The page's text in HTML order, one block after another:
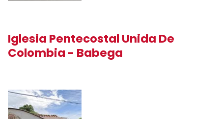
Iglesia Pentecostal Unida De
Colombia - Babega